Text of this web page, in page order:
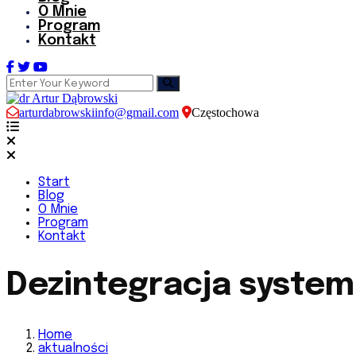
O Mnie
Program
Kontakt
arturdabrowskiinfo@gmail.com Częstochowa
Start
Blog
O Mnie
Program
Kontakt
Dezintegracja
Home
aktualności